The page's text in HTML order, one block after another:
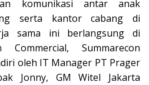
komunikasi antar anak
serta kantor cabang di
sama ini berlangsung di
Commercial, Summarecon
oleh IT Manager PT Prager
Jonny, GM Witel Jakarta